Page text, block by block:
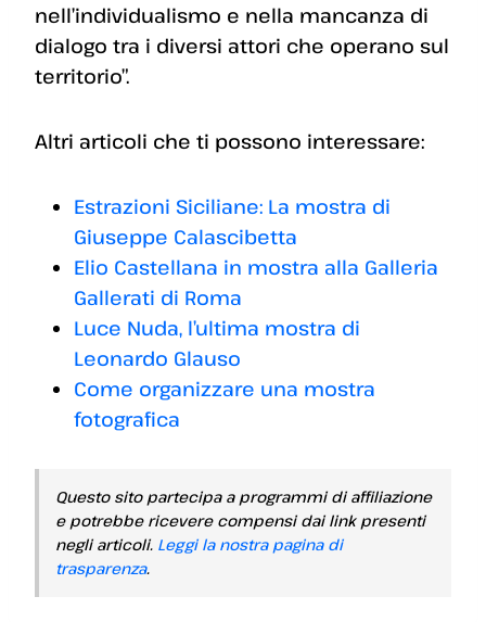
nell’individualismo e nella mancanza di
dialogo tra i diversi attori che operano sul
territorio”.
Altri articoli che ti possono interessare:
Estrazioni Siciliane: La mostra di
Giuseppe Calascibetta
Elio Castellana in mostra alla Galleria
Gallerati di Roma
Luce Nuda, l’ultima mostra di
Leonardo Glauso
Come organizzare una mostra
fotografica
Questo sito partecipa a programmi di affiliazione
e potrebbe ricevere compensi dai link presenti
negli articoli. Leggi la nostra pagina di
trasparenza.